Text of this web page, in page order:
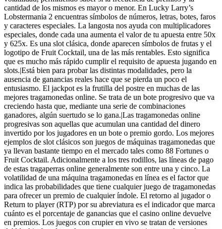
cantidad de los mismos es mayor o menor. En Lucky Larry’s
Lobstermania 2 encuentras símbolos de números, letras, botes, faros
y caracteres especiales. La langosta nos ayuda con multiplicadores
especiales, donde cada una aumenta el valor de tu apuesta entre 50x
y 625x. Es una slot clásica, donde aparecen símbolos de frutas y el
logotipo de Fruit Cocktail, una de las más rentables. Esto significa
que es mucho más rápido cumplir el requisito de apuesta jugando en
slots.|Está bien para probar las distintas modalidades, pero la
ausencia de ganancias reales hace que se pierda un poco el
entusiasmo. El jackpot es la frutilla del postre en muchas de las
mejores tragamonedas online. Se trata de un bote progresivo que va
creciendo hasta que, mediante una serie de combinaciones
ganadores, algún suertudo se lo gana.|Las tragamonedas online
progresivas son aquellas que acumulan una cantidad del dinero
invertido por los jugadores en un bote o premio gordo. Los mejores
ejemplos de slot clásicos son juegos de máquinas tragamonedas que
ya llevan bastante tiempo en el mercado tales como 88 Fortunes o
Fruit Cocktail. Adicionalmente a los tres rodillos, las líneas de pago
de estas tragaperras online generalmente son entre una y cinco. La
volatilidad de una máquina tragamonedas en línea es el factor que
indica las probabilidades que tiene cualquier juego de tragamonedas
para ofrecer un premio de cualquier índole. El retorno al jugador o
Return to player (RTP) por su abreviatura es el indicador que marca
cuánto es el porcentaje de ganancias que el casino online devuelve
en premios. Los juegos con crupier en vivo se tratan de versiones